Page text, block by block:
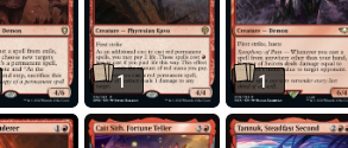
1 1